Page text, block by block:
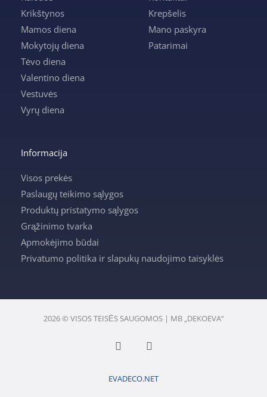
Krikštynos
Mamos diena
Mokytojų diena
Tėvo diena
Valentino diena
Vestuvės
Vyrų diena
Krepšelis
Mano paskyra
Patarimai
Informacija
Visos prekės
Paslaugų teikimo sąlygos
Produktų pristatymo sąlygos
Grąžinimo tvarka
Apmokėjimo būdai
Privatumo politika ir slapukų naudojimo taisyklės
2026 © VISOS TEISĖS SAUGOMOS | MB „DEKOEVA“
F
e
I
t
EVADECO.NET